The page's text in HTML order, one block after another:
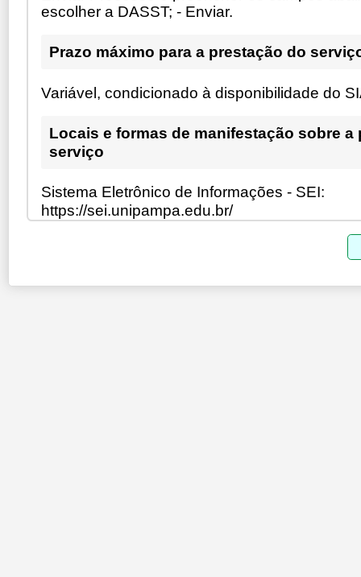
escolher a DASST; - Enviar.
Prazo máximo para a prestação do
Variável, condicionado à disponibilidade do
Locais e formas de manifestação sobre a
serviço
Sistema Eletrônico de Informações - SEI:
https://sei.unipampa.edu.br/